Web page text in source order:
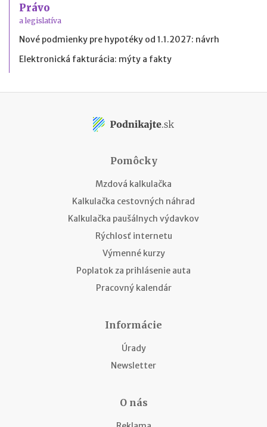
Právo
a legislatíva
Nové podmienky pre hypotéky od 1.1.2027: návrh
Elektronická fakturácia: mýty a fakty
Pomôcky
Mzdová kalkulačka
Kalkulačka cestovných náhrad
Kalkulačka paušálnych výdavkov
Rýchlosť internetu
Výmenné kurzy
Poplatok za prihlásenie auta
Pracovný kalendár
Informácie
Úrady
Newsletter
O nás